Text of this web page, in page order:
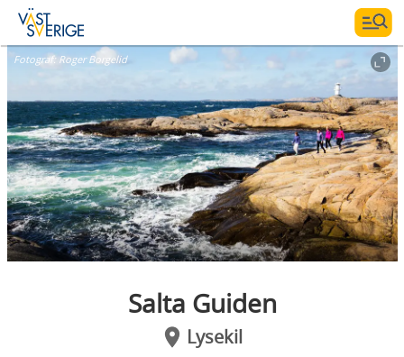
Fotograf:Roger Borgelid
Salta Guiden
Lysekil